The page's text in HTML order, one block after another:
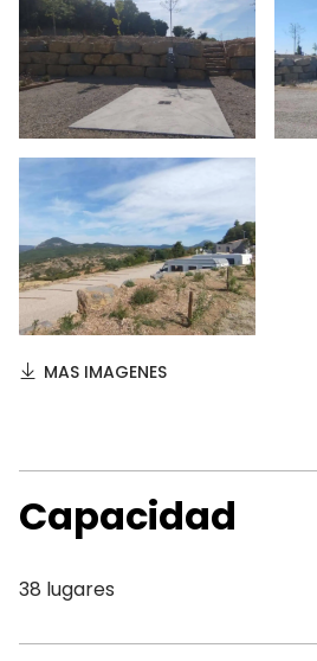
MAS IMAGENES
Capacidad
38 lugares